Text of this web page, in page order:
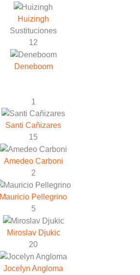
Huizingh
Sustituciones
12
Deneboom
1
Santi Cañizares
15
Amedeo Carboni
2
Mauricio Pellegrino
5
Miroslav Djukic
20
Jocelyn Angloma